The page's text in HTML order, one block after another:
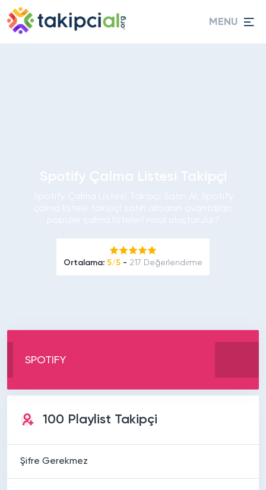
MENU
Spotify Çalma Listesi Takipçi
Spotify Çalma Listesi Takipçi Satın Al; Spotify
çalma listesi takipçi satın almanın avantajları,
popüler çalma listeleri nasıl oluşturulur?
Ortalama: 5/5 - 217 Değerlendirme
SPOTIFY
100 Playlist Takipçi
Şifre Gerekmez